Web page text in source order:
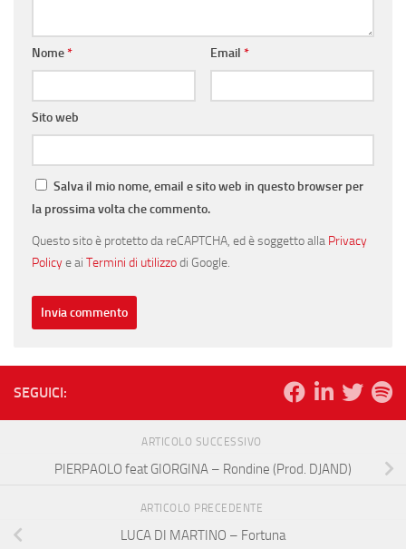
Nome* Email *
Sito web
Salva il mio nome, email e sito web in questo browser per
la prossima volta che commento.
Questo sito è protetto da reCAPTCHA, ed è soggetto alla Privacy
Policye ai Termini di utilizzodi Google.
SEGUICI:
ARTICOLO SUCCESSIVO
PIERPAOLO feat GIORGINA – Rondine (Prod. DJAND)
ARTICOLO PRECEDENTE
LUCA DI MARTINO – Fortuna